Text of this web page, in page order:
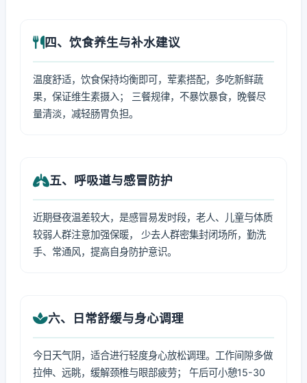
四、饮食养生与补水建议
温度舒适，饮食保持均衡即可，荤素搭配，多吃新鲜蔬
果，保证维生素摄入； 三餐规律，不暴饮暴食，晚餐尽
量清淡，减轻肠胃负担。
五、呼吸道与感冒防护
近期昼夜温差较大，是感冒易发时段，老人、儿童与体质
较弱人群注意加强保暖， 少去人群密集封闭场所，勤洗
手、常通风，提高自身防护意识。
六、日常舒缓与身心调理
今日天气阴，适合进行轻度身心放松调理。工作间隙多做
拉伸、远眺，缓解颈椎与眼部疲劳； 午后可小憩15-30